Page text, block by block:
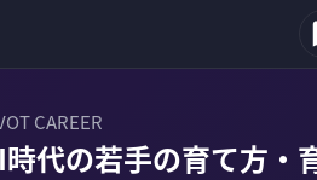
CAREER
代の若手の育て方・